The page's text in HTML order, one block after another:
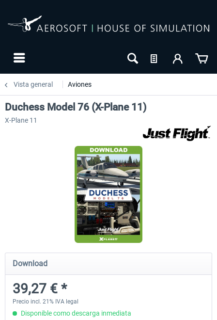
Vista general Aviones
Diamond DA-62
38,59 € *
Cessna 208 Grand Caravan
Duchess Model 76 (X-Plane 11)
X-Plane 11
Download
39,27 € *
Precio incl. 21% IVA legal
Disponible como descarga inmediata